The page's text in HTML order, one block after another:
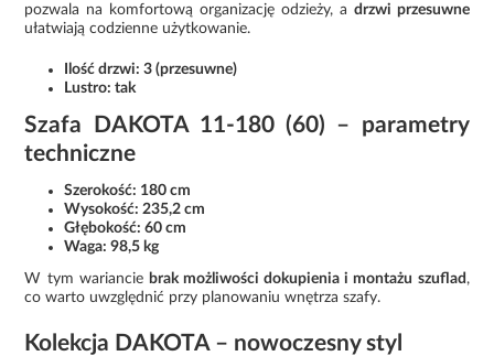
pozwala na komfortową organizację odzieży, a drzwi przesuwne
ułatwiają codzienne użytkowanie.
Ilość drzwi: 3 (przesuwne)
Lustro: tak
Szafa DAKOTA 11-180 (60) – parametry
techniczne
Szerokość: 180 cm
Wysokość: 235,2 cm
Głębokość: 60 cm
Waga: 98,5 kg
W tym wariancie brak możliwości dokupienia i montażu szuflad ,
co warto uwzględnić przy planowaniu wnętrza szafy.
Kolekcja DAKOTA – nowoczesny styl